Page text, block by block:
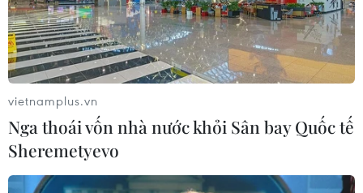
vietnamplus.vn
Nga thoái vốn nhà nước khỏi Sân bay Quốc tế
Sheremetyevo